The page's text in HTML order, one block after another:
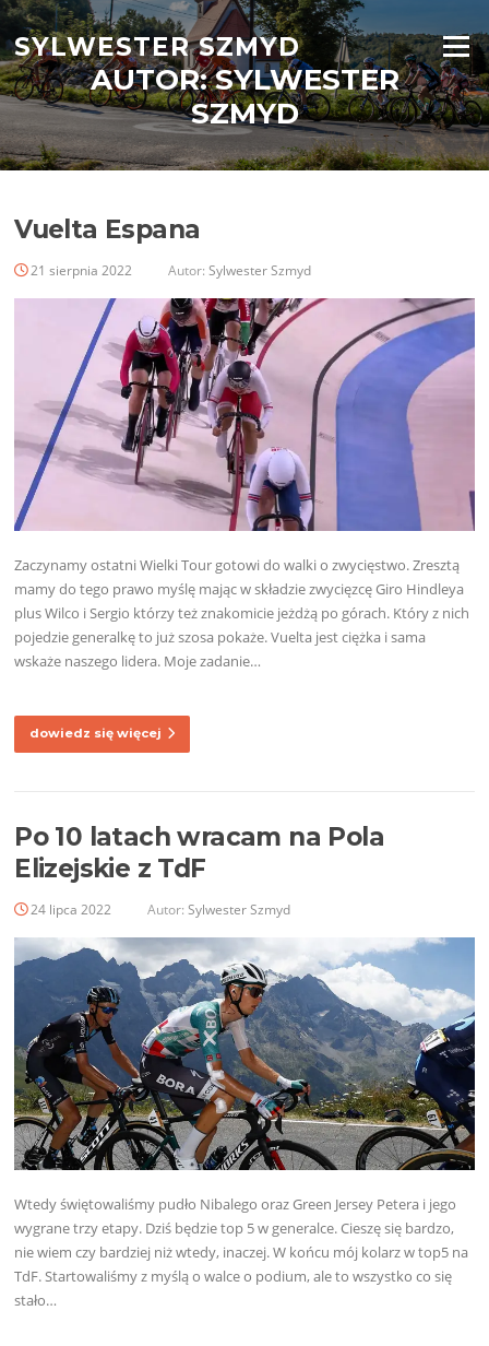
Przejdź
do
treściSYLWESTER SZMYD Menu
AUTOR:SYLWESTER
SZMYD
Vuelta Espana
21 sierpnia 2022 Autor:Sylwester Szmyd
Zaczynamy ostatni Wielki Tour gotowi do walki o zwycięstwo. Zresztą
mamy do tego prawo myślę mając w składzie zwycięzcę Giro Hindleya
plus Wilco i Sergio którzy też znakomicie jeżdżą po górach. Który z nich
pojedzie generalkę to już szosa pokaże. Vuelta jest ciężka i sama
wskaże naszego lidera. Moje zadanie…
dowiedz się więcej
Po 10 latach wracam na Pola
Elizejskie z TdF
24 lipca 2022 Autor:Sylwester Szmyd
Wtedy świętowaliśmy pudło Nibalego oraz Green Jersey Petera i jego
wygrane trzy etapy. Dziś będzie top 5 w generalce. Cieszę się bardzo,
nie wiem czy bardziej niż wtedy, inaczej. W końcu mój kolarz w top5 na
TdF. Startowaliśmy z myślą o walce o podium, ale to wszystko co się
stało…